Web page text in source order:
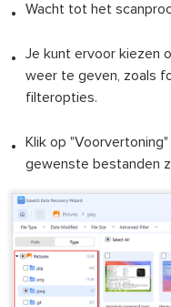
Wacht tot het
Je kunt ervoor kiezen
weer te geven, zoals
filteropties.
Klik op
gewenste bestanden